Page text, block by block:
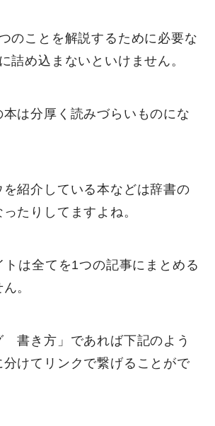
のことを解説するために必要な
詰め込まないといけません。
は分厚く読みづらいものにな
紹介している本などは辞書の
たりしてますよね。
は全てを1つの記事にまとめる
。
書き方」であれば下記のよう
けてリンクで繋げることがで